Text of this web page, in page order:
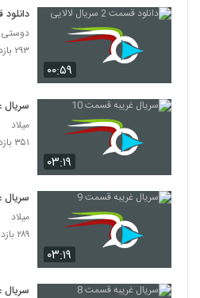
۰۰:۵۹
دانلود قسمت
دوستی
۲۹۳ بازدید
۰۳:۱۹
سریال
میلاد
۳۵۱ بازدید
۰۳:۱۹
سریال
میلاد
۲۸۹ بازدید
سریال